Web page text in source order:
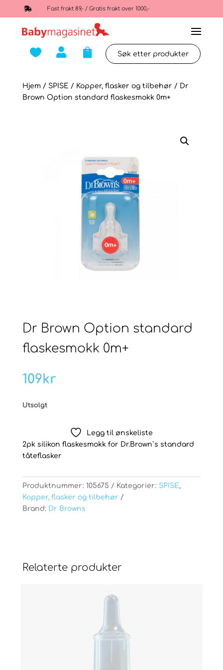
 Fast frakt 89,- / Gratis frakt over 1000,-
  
Hjem/ SPISE / Kopper, flasker og tilbehør / Dr
Brown Option standard flaskesmokk 0m+
Dr Brown Option standard
flaskesmokk 0m+
109kr
Utsolgt
Legg til ønskeliste
2pk silikon flaskesmokk for Dr.Brown`s standard
tåteflasker
Produktnummer: 105675 Kategorier: SPISE,
Kopper, flasker og tilbehør
Brand: Dr Browns
Relaterte produkter